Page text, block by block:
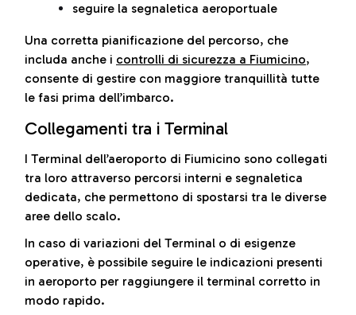
seguire la segnaletica aeroportuale
Una corretta pianificazione del percorso, che
includa anche i controlli di sicurezza a Fiumicino,
consente di gestire con maggiore tranquillità tutte
le fasi prima dell’imbarco.
Collegamenti tra i Terminal
I Terminal dell’aeroporto di Fiumicino sono collegati
tra loro attraverso percorsi interni e segnaletica
dedicata, che permettono di spostarsi tra le diverse
aree dello scalo.
In caso di variazioni del Terminal o di esigenze
operative, è possibile seguire le indicazioni presenti
in aeroporto per raggiungere il terminal corretto in
modo rapido.